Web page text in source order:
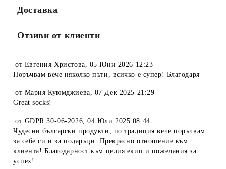
Доставка
Отзиви от клиенти
от Евгения Христова
05 Юни 2026 12:23
Поръчвам вече няколко пъти, всичко е супер! Благодаря
от Мария Куюмджиева
07 Дек 2025 21:29
Great socks!
от GDPR 30-06-2026 ,04 Юли 2025 08:44
Чудесни български продукти, по традиция вече поръчвам
за себе си и за подаръци. Прекрасно отношение към
клиента! Благодарност към целия екип и пожелания за
успех!